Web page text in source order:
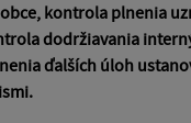
kontrola plnenia
dodržiavania
ďalších úloh